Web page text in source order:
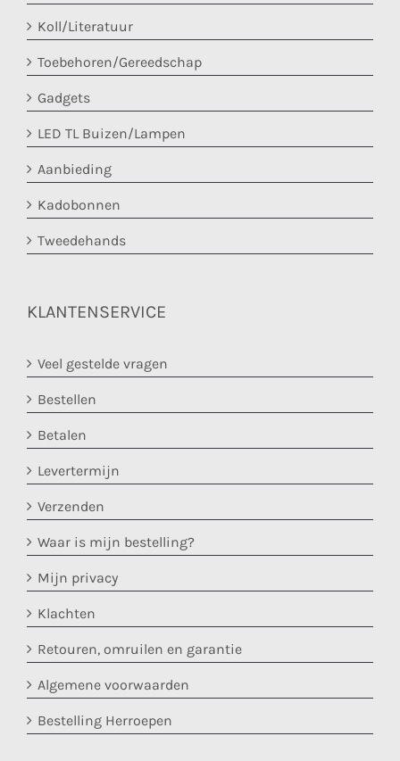
Koll/Literatuur
Toebehoren/Gereedschap
Gadgets
LED TL Buizen/Lampen
Aanbieding
Kadobonnen
Tweedehands
KLANTENSERVICE
Veel gestelde vragen
Bestellen
Betalen
Levertermijn
Verzenden
Waar is mijn bestelling?
Mijn privacy
Klachten
Retouren, omruilen en garantie
Algemene voorwaarden
Bestelling Herroepen